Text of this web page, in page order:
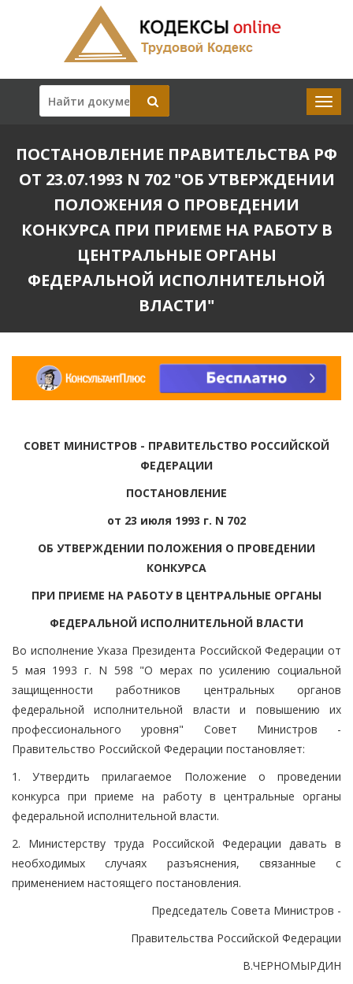
ПОСТАНОВЛЕНИЕ ПРАВИТЕЛЬСТВА РФ
ОТ 23.07.1993 N 702 "ОБ УТВЕРЖДЕНИИ
ПОЛОЖЕНИЯ О ПРОВЕДЕНИИ
КОНКУРСА ПРИ ПРИЕМЕ НА РАБОТУ В
ЦЕНТРАЛЬНЫЕ ОРГАНЫ
ФЕДЕРАЛЬНОЙ ИСПОЛНИТЕЛЬНОЙ
ВЛАСТИ"
СОВЕТ МИНИСТРОВ - ПРАВИТЕЛЬСТВО РОССИЙСКОЙ
ФЕДЕРАЦИИ
ПОСТАНОВЛЕНИЕ
от 23 июля 1993 г. N 702
ОБ УТВЕРЖДЕНИИ ПОЛОЖЕНИЯ О ПРОВЕДЕНИИ
КОНКУРСА
ПРИ ПРИЕМЕ НА РАБОТУ В ЦЕНТРАЛЬНЫЕ ОРГАНЫ
ФЕДЕРАЛЬНОЙ ИСПОЛНИТЕЛЬНОЙ ВЛАСТИ
Во исполнение Указа Президента Российской Федерации от
5 мая 1993 г. N 598 "О мерах по усилению социальной
защищенности работников центральных органов
федеральной исполнительной власти и повышению их
профессионального уровня" Совет Министров -
Правительство Российской Федерации постановляет:
1. Утвердить прилагаемое Положение о проведении
конкурса при приеме на работу в центральные органы
федеральной исполнительной власти.
2. Министерству труда Российской Федерации давать в
необходимых случаях разъяснения, связанные с
применением настоящего постановления.
Председатель Совета Министров -
Правительства Российской Федерации
В.ЧЕРНОМЫРДИН